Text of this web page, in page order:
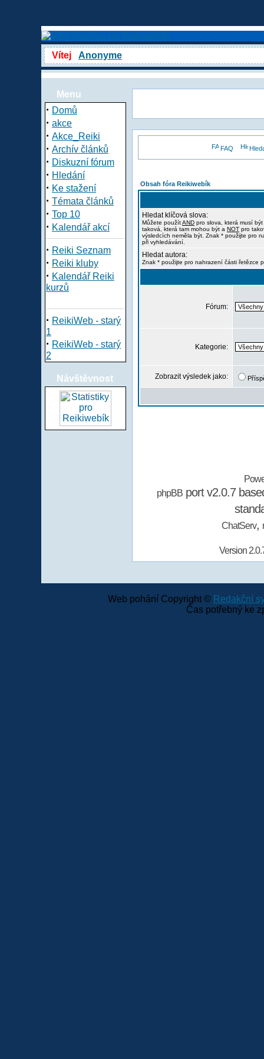
Vítej Anonyme
Menu
· Domů
· akce
· Akce_Reiki
· Archív článků
· Diskuzní fórum
· Hledání
· Ke stažení
· Témata článků
· Top 10
· Kalendář akcí
· Reiki Seznam
· Reiki kluby
· Kalendář Reiki
kurzů
· ReikiWeb - starý
1
· ReikiWeb - starý
2
Návštěvnost
FAQ
Obsah fóra Reikiwebík
Hledat klíčová slova:
Můžete použítAND pro slova, která musí
taková, která tam mohou být a NOT pro
výsledcích neměla být. Znak * použijte pro
při vyhledávání.
Hledat autora:
Znak * použijte pro nahrazení části řetězce
Fórum:
Kategorie:
Zobrazit výsledek jako:
phpBBport v2.0.7
ChatServ,
Version
Web pohání Copyright © Redakční
Čas potřebný ke